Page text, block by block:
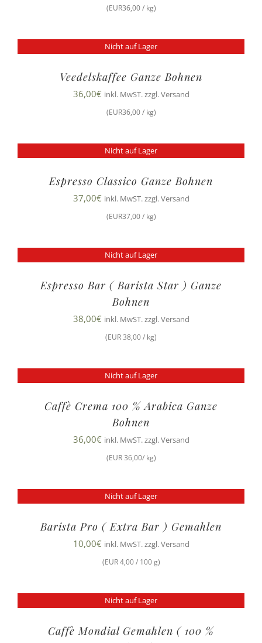
(EUR36,00 / kg)
Nicht auf Lager
Veedelskaffee Ganze Bohnen
36,00€ inkl. MwST. zzgl. Versand
(EUR36,00 / kg)
Nicht auf Lager
Espresso Classico Ganze Bohnen
37,00€ inkl. MwST. zzgl. Versand
(EUR37,00 / kg)
Nicht auf Lager
Espresso Bar ( Barista Star ) Ganze
Bohnen
38,00€ inkl. MwST. zzgl. Versand
(EUR 38,00 / kg)
Nicht auf Lager
Caffè Crema 100 % Arabica Ganze
Bohnen
36,00€ inkl. MwST. zzgl. Versand
(EUR 36,00/ kg)
Nicht auf Lager
Barista Pro ( Extra Bar ) Gemahlen
10,00€ inkl. MwST. zzgl. Versand
(EUR 4,00 / 100 g)
Nicht auf Lager
Caffè Mondial Gemahlen ( 100 %